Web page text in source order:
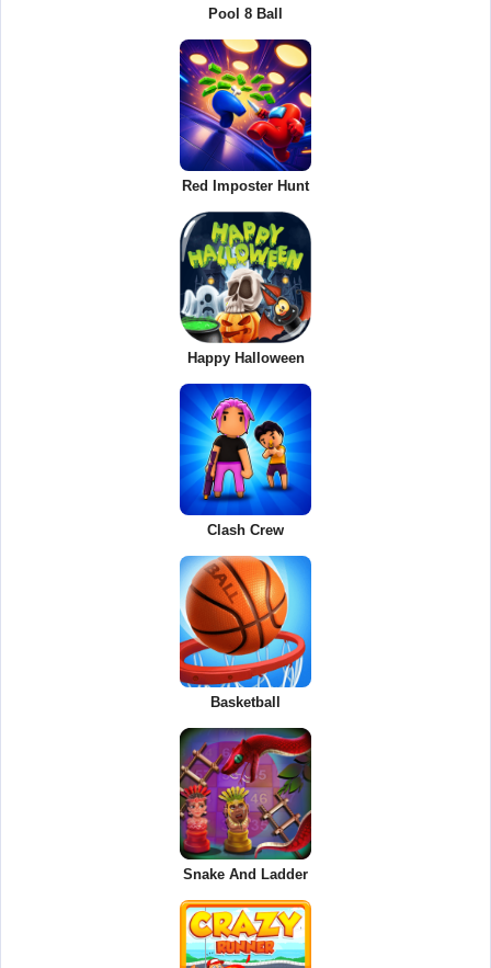
Pool 8 Ball
Red Imposter Hunt
Happy Halloween
Clash Crew
Basketball
Snake And Ladder